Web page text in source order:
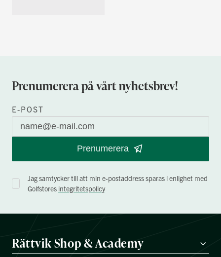
Prenumerera på vårt nyhetsbrev!
E-POST
Prenumerera
Jag samtycker till att min e-postaddress sparas i enlighet med
Golfstores integritetspolicy
Rättvik Shop & Academy